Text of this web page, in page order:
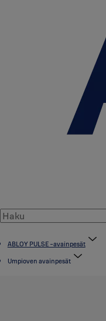
ABLOY PULSE -avainpesät
Umpioven avainpesät